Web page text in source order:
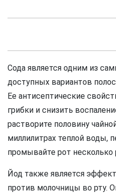
Сода является одним из
доступных вариантов
Ее антисептические
грибки и снизить
растворите половину
миллилитрах теплой воды,
промывайте рот несколько
Йод также является
против молочницы во рту.